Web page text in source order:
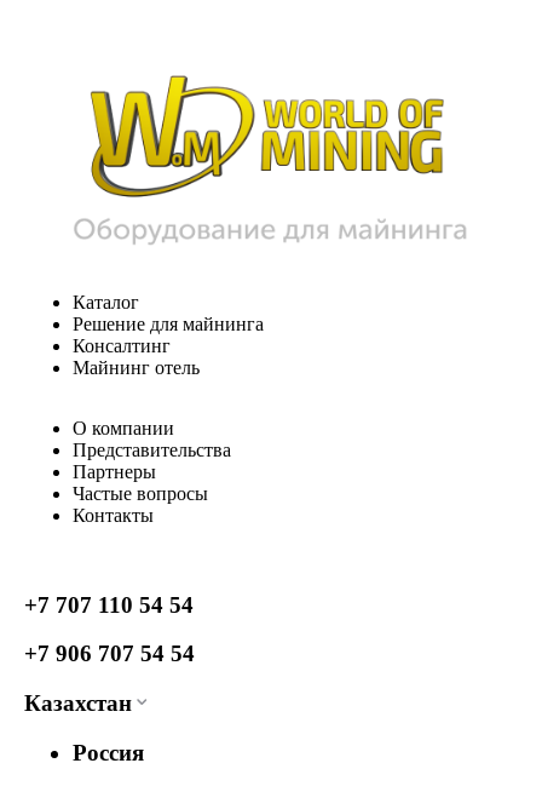
Каталог
Решение для майнинга
Консалтинг
Майнинг отель
О компании
Представительства
Партнеры
Частые вопросы
Контакты
+7 707 110 54 54
+7 906 707 54 54
Казахстан
Россия